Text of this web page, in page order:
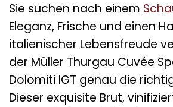
Sie suchen nach einem
Eleganz, Frische und einen
italienischer Lebensfreude
der Müller Thurgau Cuvée
Dolomiti IGT genau die
Dieser exquisite Brut,